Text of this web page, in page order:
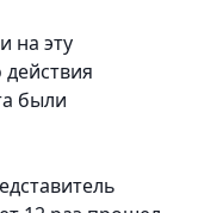
на эту
были